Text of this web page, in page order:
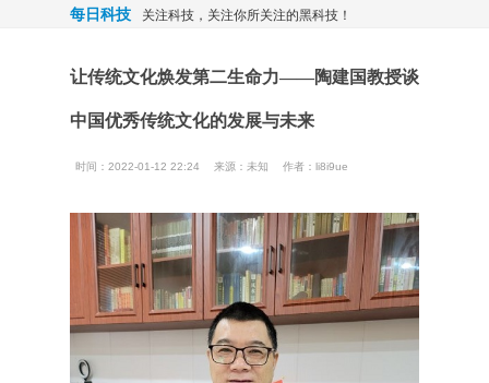
每日科技 关注科技，关注你所关注的黑科技！
让传统文化焕发第二生命力——陶建国教授谈
中国优秀传统文化的发展与未来
时间：2022-01-12 22:24 来源： 未知 作者：li8i9ue